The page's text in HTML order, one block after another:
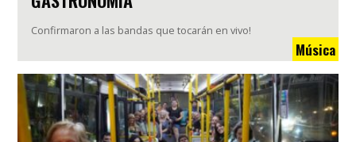
Confirmaron a las bandas que tocarán en vivo!
Música